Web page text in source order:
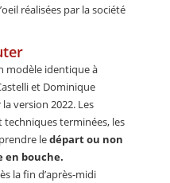
réalisées par la société
modèle identique à
et Dominique
version 2022. Les
terminées, les
ledépart ou non
en bouche.
la fin d’après-midi